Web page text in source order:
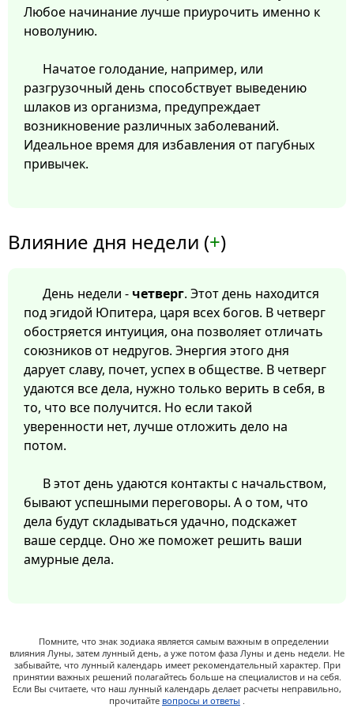
Любое начинание лучше приурочить именно к
новолунию.
Начатое голодание, например, или
разгрузочный день способствует выведению
шлаков из организма, предупреждает
возникновение различных заболеваний.
Идеальное время для избавления от пагубных
привычек.
Влияние дня недели (+)
День недели - четверг. Этот день находится
под эгидой Юпитера, царя всех богов. В четверг
обостряется интуиция, она позволяет отличать
союзников от недругов. Энергия этого дня
дарует славу, почет, успех в обществе. В четверг
удаются все дела, нужно только верить в себя, в
то, что все получится. Но если такой
уверенности нет, лучше отложить дело на
потом.
В этот день удаются контакты с начальством,
бывают успешными переговоры. А о том, что
дела будут складываться удачно, подскажет
ваше сердце. Оно же поможет решить ваши
амурные дела.
Помните, что знак зодиака является самым важным в определении
влияния Луны, затем лунный день, а уже потом фаза Луны и день недели. Не
забывайте, что лунный календарь имеет рекомендательный характер. При
принятии важных решений полагайтесь больше на специалистов и на себя.
Если Вы считаете, что наш лунный календарь делает расчеты неправильно,
прочитайте вопросы и ответы .